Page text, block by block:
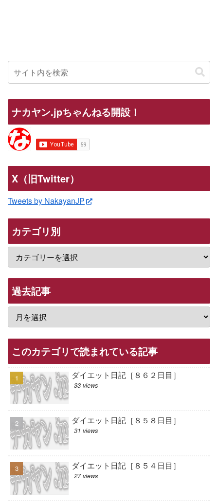
ナカヤン.jpちゃんねる開設！
X（旧Twitter）
Tweets by NakayanJP
カテゴリ別
過去記事
このカテゴリで読まれている記事
ダイエット日記［８６２日目］
33 views
ダイエット日記［８５８日目］
31 views
ダイエット日記［８５４日目］
27 views